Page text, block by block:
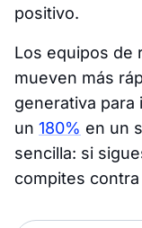
positivo.
Los equipos de
mueven más
generativa
un 180% en un
sencilla: si
compites